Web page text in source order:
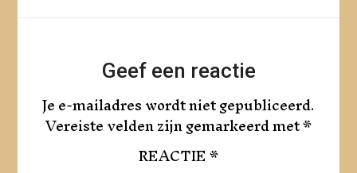
Geef een reactie
Je e-mailadres wordt niet gepubliceerd.
Vereiste velden zijn gemarkeerd met*
REACTIE*